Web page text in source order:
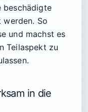
beschädigte
So
und machst es
Teilaspekt zu
in die